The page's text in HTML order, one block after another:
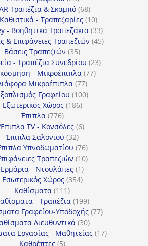
προϊόντα
Τραπέζια & Σκαμπό 6868
προϊόντα
- Τραπεζαρίες 1010
προϊόντα
- Βοηθητικά Τραπεζάκια 3333
προϊόντα
& Επιφάνειες Τραπεζιών 4545
Βάσεις Τραπεζιών 3535
προϊόντα
- Τραπέζια Συνεδρίου 2323
- Μικροέπιπλα 7777
Μικροέπιπλα 7777
προϊόντα
Γραφείου 100100
Εξωτερικός Χώρος 186186
Έπιπλα 776776
προϊόντα
Έπιπλα TV - Κονσόλες 66
Έπιπλα Σαλονιού 3232
προϊόντα
Υπνοδωματίου 7676
προϊόντα
Τραπεζιών 1010
Ερμάρια - Ντουλάπες 11
προϊόν
Εσωτερικός Χώρος 354354
Καθίσματα 111111
προϊόντα
- Τραπέζια 199199
προϊόντα
Γραφείου-Υποδοχής 7777
Διευθυντικά 3030
προϊόντα
Εργασίας - Μαθητείας 1717
Καθρέπτες 55